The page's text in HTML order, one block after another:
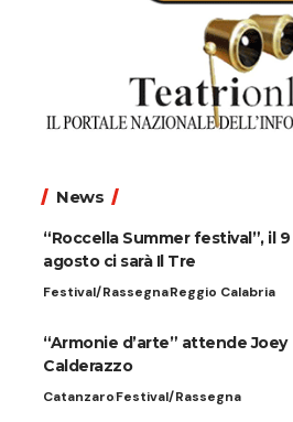
News
“Roccella Summer festival”, il 9
agosto ci sarà Il Tre
Festival/RassegnaReggio Calabria
“Armonie d’arte” attende Joey
Calderazzo
CatanzaroFestival/Rassegna